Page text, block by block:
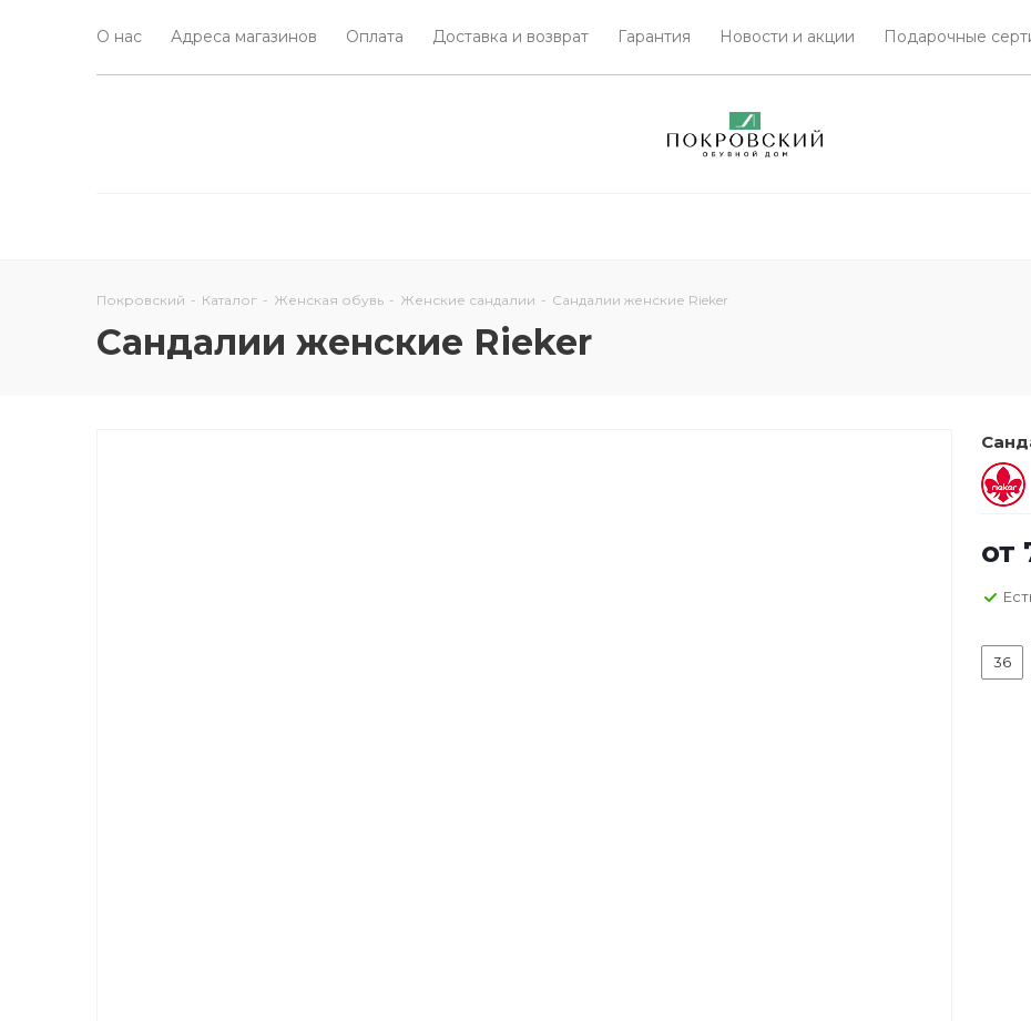
О нас Адреса магазинов Оплата Доставка и возврат Гарантия Новости и акции Подарочные
Покровский - Каталог - Женская обувь - Женские сандалии - Сандалии женские Rieker
Сандалии женские Rieker
от
36